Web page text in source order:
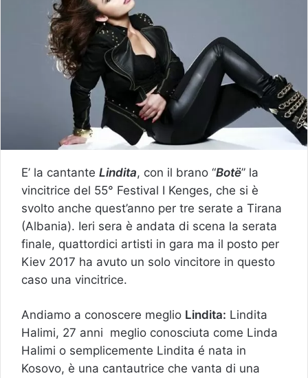
E’ la cantante Lindita, con il brano “Botë” la
vincitrice del 55° Festival I Kenges, che si è
svolto anche quest’anno per tre serate a Tirana
(Albania). Ieri sera è andata di scena la serata
finale, quattordici artisti in gara ma il posto per
Kiev 2017 ha avuto un solo vincitore in questo
caso una vincitrice.
Andiamo a conoscere meglio Lindita: Lindita
Halimi, 27 anni meglio conosciuta come Linda
Halimi o semplicemente Lindita é nata in
Kosovo, è una cantautrice che vanta di una